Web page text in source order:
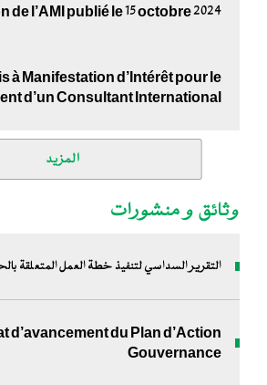
de l’AMI publié le 15 octobre 2024
à Manifestation d’Intérêt pour le
d’un Consultant International
المزيد
وثائق و منشورات
التقرير السداسي لتنفيذ خطة العمل المتعلقة
d’avancement du Plan d’Action
Gouvernance